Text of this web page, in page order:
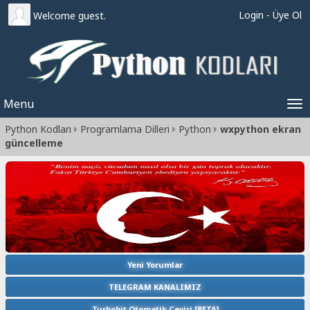
Welcome guest. Login - Üye Ol
Menu
Python Kodları Programlama Dilleri Python
wxpython ekran
güncelleme
Yeni Yorumlar
TELEGRAM KANALIMIZ